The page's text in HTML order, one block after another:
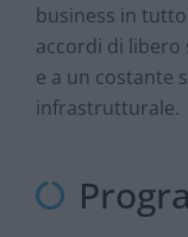
business in
accordi di libero
e a un costante
infrastrutturale.